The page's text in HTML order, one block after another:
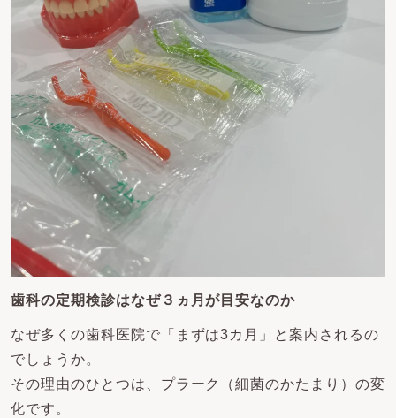
歯科の定期検診はなぜ３ヵ月が目安なのか
なぜ多くの歯科医院で「まずは3カ月」と案内されるの
でしょうか。
その理由のひとつは、プラーク（細菌のかたまり）の変
化です。